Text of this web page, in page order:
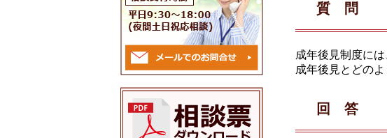
質 問
成年後見制度に
成年後見とどの
回 答